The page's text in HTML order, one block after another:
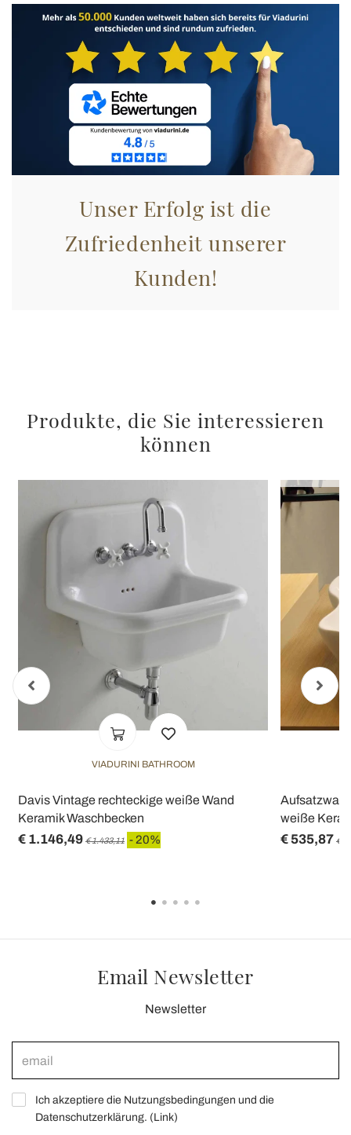
annunci, per fornire funzionalità dei social media e per
analizzare il nostro traffico. Condividiamo inoltre
informazioni sul modo in cui utilizza il nostro sito con i
nostri partner che si occupano di analisi dei dati web,
pubblicità e social media, i quali potrebbero combinarle
con altre informazioni che ha fornito loro o che hanno
raccolto dal suo utilizzo dei loro servizi.
Unser Erfolg ist die
Zufriedenheit unserer
Kunden!
Produkte, die Sie interessieren
können
VIADURINI BATHROOM
Davis Vintage rechteckige weiße Wand
Keramik Waschbecken
€ 1.146,49 € 1.433,11 - 20%
weiße
€ 535,87 €
Email Newsletter
Newsletter
Ich akzeptiere die Nutzungsbedingungen und die
Datenschutzerklärung. (Link)